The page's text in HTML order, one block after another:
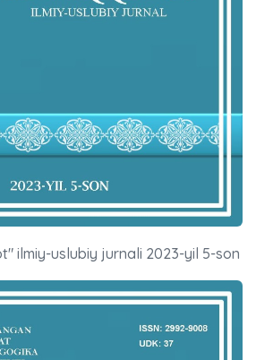
ilmiy-uslubiy jurnali 2023-yil 5-son